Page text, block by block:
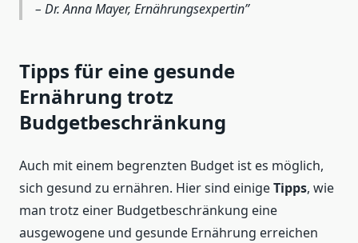
– Dr. Anna Mayer, Ernährungsexpertin
Tipps für eine gesunde
Ernährung trotz
Budgetbeschränkung
Auch mit einem begrenzten Budget ist es möglich,
sich gesund zu ernähren. Hier sind einigeTipps, wie
man trotz einer Budgetbeschränkung eine
ausgewogene und gesunde Ernährung erreichen